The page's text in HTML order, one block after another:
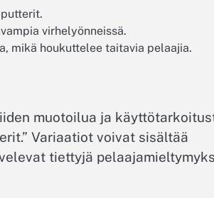
virhelyönneissä.
mikä houkuttelee taitavia pelaajia.
muotoilua ja
Variaatiot voivat sisältää
tiettyjä